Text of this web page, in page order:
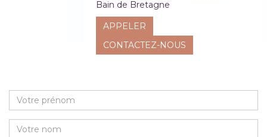
Bain de Bretagne
APPELER
CONTACTEZ-NOUS